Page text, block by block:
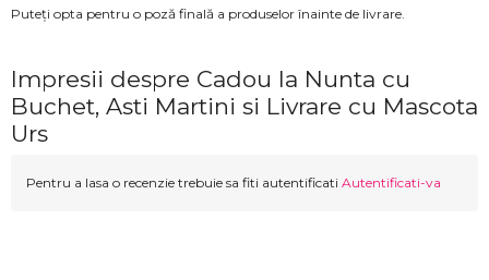
Puteți opta pentru o poză finală a produselor înainte de livrare.
Impresii despre Cadou la Nunta cu
Buchet, Asti Martini si Livrare cu Mascota
Urs
Pentru a lasa o recenzie trebuie sa fiti autentificati Autentificati-va